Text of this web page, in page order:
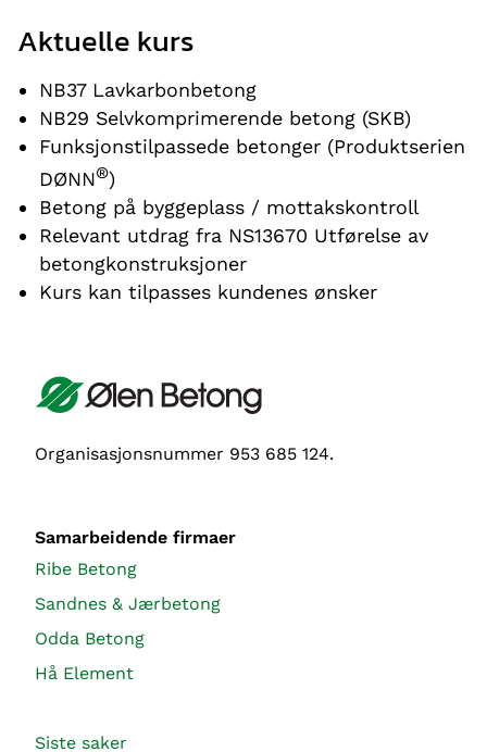
Aktuelle kurs
NB37 Lavkarbonbetong
NB29 Selvkomprimerende betong (SKB)
Funksjonstilpassede betonger (Produktserien
DØNN®)
Betong på byggeplass / mottakskontroll
Relevant utdrag fra NS13670 Utførelse av
betongkonstruksjoner
Kurs kan tilpasses kundenes ønsker
Organisasjonsnummer 953 685 124.
Samarbeidende firmaer
Ribe Betong
Sandnes & Jærbetong
Odda Betong
Hå Element
Siste saker